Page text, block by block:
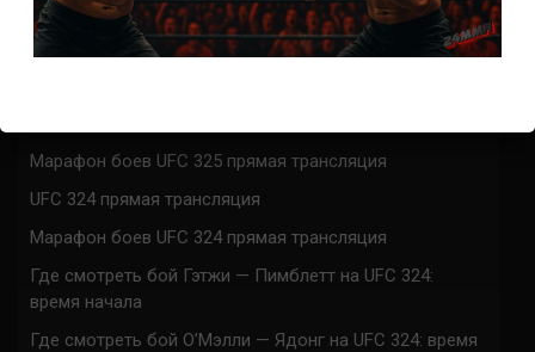
Марафон боев UFC 325 прямая трансляция
UFC 324 прямая трансляция
Марафон боев UFC 324 прямая трансляция
Где смотреть бой Гэтжи — Пимблетт на UFC 324:
время начала
Где смотреть бой О’Мэлли — Ядонг на UFC 324: время